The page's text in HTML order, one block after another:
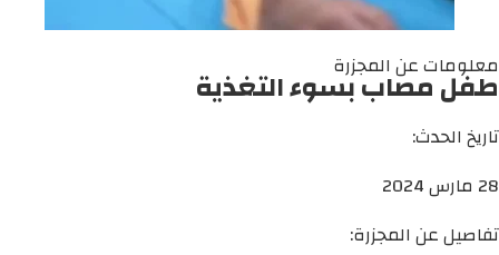
معلومات عن المجزرة
طفل مصاب بسوء التغذية
تاريخ الحدث:
28 مارس 2024
تفاصيل عن المجزرة: